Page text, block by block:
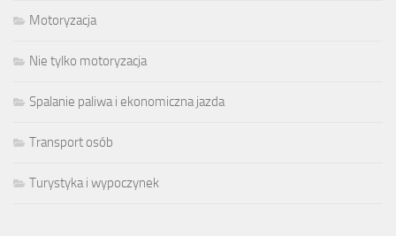
Motoryzacja
Nie tylko motoryzacja
Spalanie paliwa i ekonomiczna jazda
Transport osób
Turystyka i wypoczynek